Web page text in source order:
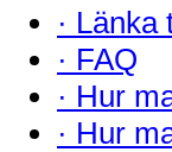
· Länka
· FAQ
· Hur
· Hur